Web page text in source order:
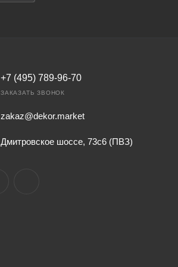
+7 (495) 789-96-70
ЗАКАЗАТЬ ЗВОНОК
zakaz@dekor.market
Дмитровское шоссе, 73с6 (ПВЗ)